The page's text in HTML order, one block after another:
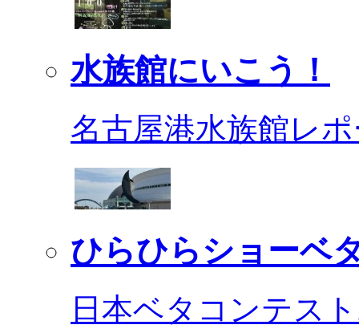
水族館にいこう！
名古屋港水族館レ
ひらひらショーベ
日本ベタコンテス